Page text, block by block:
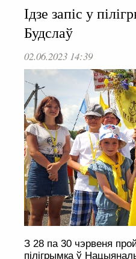
Ідзе запіс у
Будслаў
02.06.2023 14:39
З 28 па 30 чэрвеня
пілігрымка ў